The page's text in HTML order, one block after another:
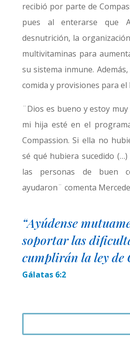
recibió por parte de
pues al enterarse que
desnutrición, la
multivitaminas para
su sistema inmune.
comida y provisiones para el
¨Dios es bueno y estoy
mi hija esté en el
Compassion. Si ella no
sé qué hubiera sucedido
las personas de buen
ayudaron¨ comenta
“Ayúdense
soportar las
cumplirán la ley de
Gálatas 6:2